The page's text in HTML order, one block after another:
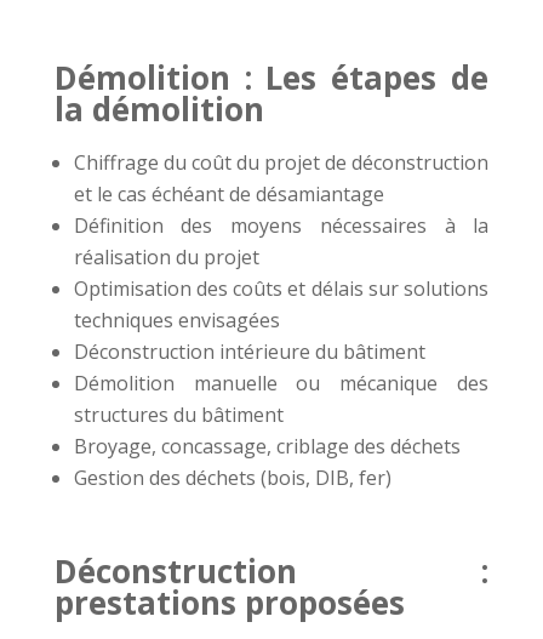
Démolition : Les étapes de
la démolition
Chiffrage du coût du projet de déconstruction
et le cas échéant de désamiantage
Définition des moyens nécessaires à la
réalisation du projet
Optimisation des coûts et délais sur solutions
techniques envisagées
Déconstruction intérieure du bâtiment
Démolition manuelle ou mécanique des
structures du bâtiment
Broyage, concassage, criblage des déchets
Gestion des déchets (bois, DIB, fer)
Déconstruction :
prestations proposées